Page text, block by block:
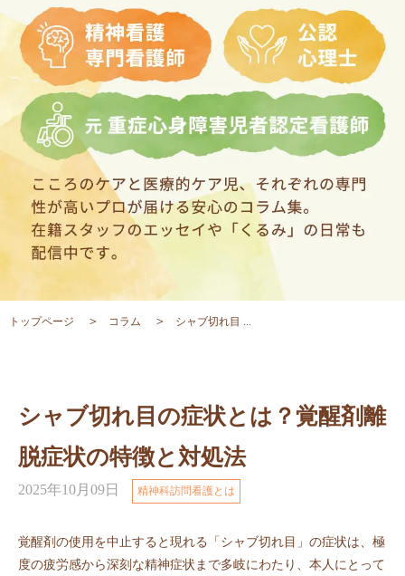
トップページ コラム シャブ切れ目 ...
シャブ切れ目の症状とは？覚醒剤離
脱症状の特徴と対処法
2025年10月09日 精神科訪問看護とは
覚醒剤の使用を中止すると現れる「シャブ切れ目」の症状は、極
度の疲労感から深刻な精神症状まで多岐にわたり、本人にとって